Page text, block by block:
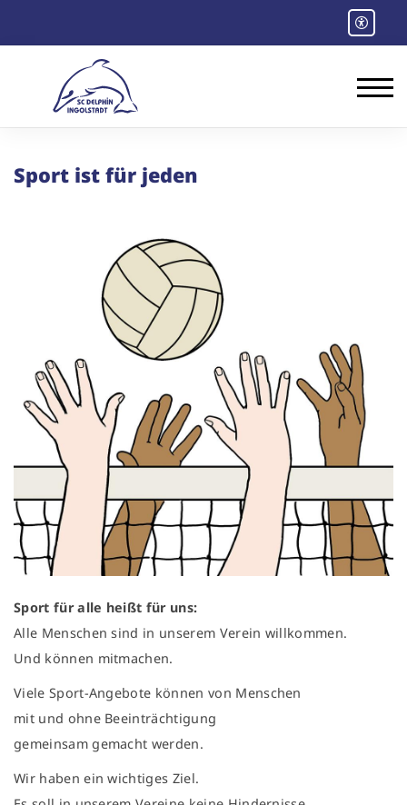
Sport ist für jeden
Sport für alle heißt für uns:
Alle Menschen sind in unserem Verein willkommen.
Und können mitmachen.
Viele Sport-Angebote können von Menschen
mit und ohne Beeinträchtigung
gemeinsam gemacht werden.
Wir haben ein wichtiges Ziel.